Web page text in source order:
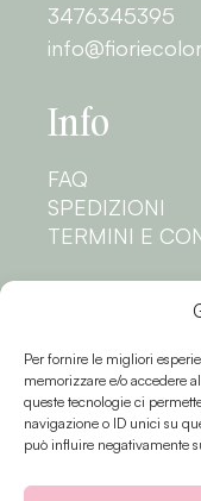
Per fornire le migliori
memorizzare e/o accedere
queste tecnologie ci
navigazione o ID unici su
può influire negativamente
3476345395
Info
FAQ
SPEDIZIONI
TERMINI E
PRIVACY
COOKIE
Seguici